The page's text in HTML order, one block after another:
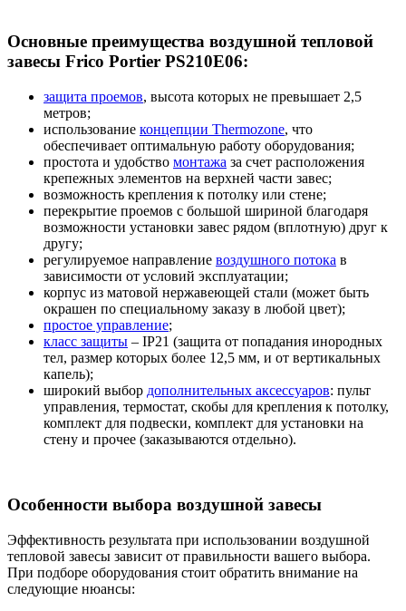
Основные преимущества воздушной тепловой
завесы Frico Portier PS210E06:
защита проемов, высота которых не превышает 2,5
метров;
использование концепции Thermozone, что
обеспечивает оптимальную работу оборудования;
простота и удобство монтажа за счет расположения
крепежных элементов на верхней части завес;
возможность крепления к потолку или стене;
перекрытие проемов с большой шириной благодаря
возможности установки завес рядом (вплотную) друг к
другу;
регулируемое направление воздушного потока в
зависимости от условий эксплуатации;
корпус из матовой нержавеющей стали (может быть
окрашен по специальному заказу в любой цвет);
простое управление;
класс защиты – IP21 (защита от попадания инородных
тел, размер которых более 12,5 мм, и от вертикальных
капель);
широкий выбор дополнительных аксессуаров: пульт
управления, термостат, скобы для крепления к потолку,
комплект для подвески, комплект для установки на
стену и прочее (заказываются отдельно).
Особенности выбора воздушной завесы
Эффективность результата при использовании воздушной
тепловой завесы зависит от правильности вашего выбора.
При подборе оборудования стоит обратить внимание на
следующие нюансы: